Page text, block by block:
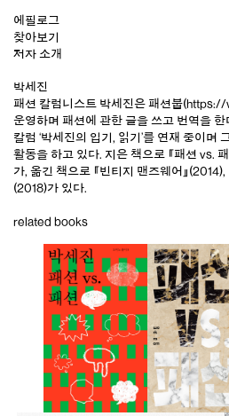
에필로그
찾아보기
저자 소개
박세진
패션 칼럼니스트 박세진은 패션붑(https://
운영하며 패션에 관한 글을 쓰고 번역을 한
칼럼 ‘박세진의 입기, 읽기’를 연재 중이며
활동을 하고 있다. 지은 책으로 『패션 vs. 패
가, 옮긴 책으로 『빈티지 맨즈웨어』(2014),
(2018)가 있다.
related books